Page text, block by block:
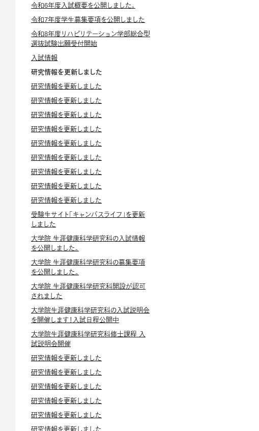
令和6年度入試概要を公開しました。
令和7年度学生募集要項を公開しました
令和8年度リハビリテーション学部総合型
選抜試験出願受付開始
入試情報
研究情報を更新しました
研究情報を更新しました
研究情報を更新しました
研究情報を更新しました
研究情報を更新しました
研究情報を更新しました
研究情報を更新しました
研究情報を更新しました
研究情報を更新しました
研究情報を更新しました
受験生サイト「キャンパスライフ」を更新
しました
大学院 生涯健康科学研究科の入試情報
を公開しました。
大学院 生涯健康科学研究科の募集要項
を公開しました。
大学院 生涯健康科学研究科開設が認可
されました
大学院生涯健康科学研究科の入試説明会
を開催します！入試日程公開中
大学院生涯健康科学研究科修士課程 入
試説明会開催
研究情報を更新しました
研究情報を更新しました
研究情報を更新しました
研究情報を更新しました
研究情報を更新しました
研究情報を更新しました